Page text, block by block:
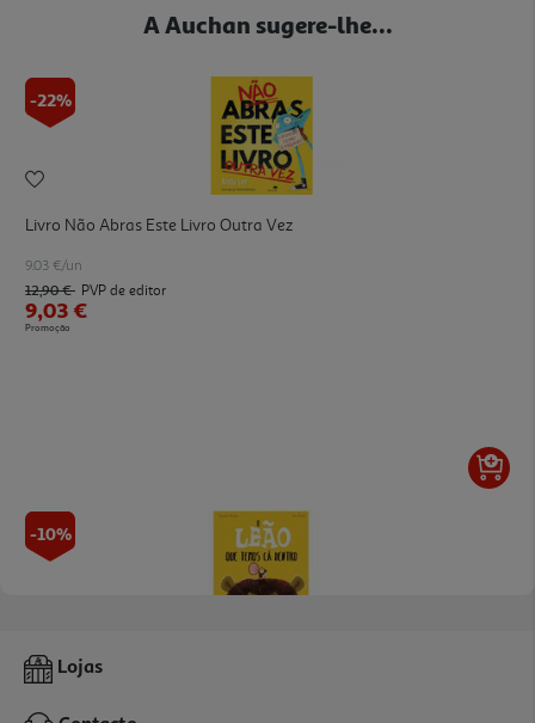
A Auchan sugere-lhe...
-22%
Livro Não Abras Este Livro Outra Vez
9.03 €/un
12,90 € PVP de editor
9,03 €
Promoção
-10%
O Leão Que Temos Cá Dentro
Lojas